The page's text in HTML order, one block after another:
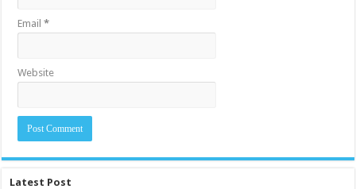
Email*
Website
Latest Post